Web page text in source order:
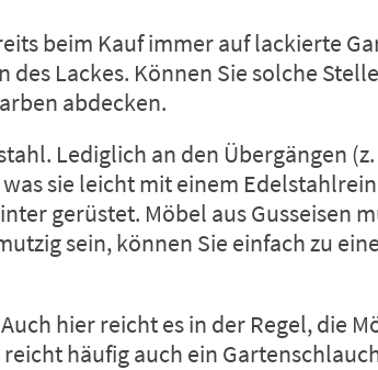
beim Kauf immer auf lackierte
Lackes. Können Sie solche
abdecken.
Lediglich an den Übergängen
sie leicht mit einem
gerüstet. Möbel aus Gusseisen
sein, können Sie einfach zu
hier reicht es in der Regel, die
häufig auch ein